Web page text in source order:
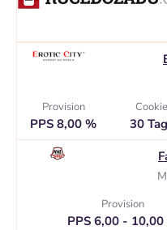
Provision
PPS 8,00 %
Cookie
30
Provision
PPS 6,00 - 10,00